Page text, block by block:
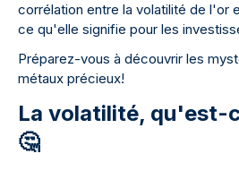
corrélation entre la volatilité de l'or
ce qu'elle signifie pour les
Préparez-vous à découvrir les
métaux précieux!
La volatilité, qu'est-
🤔